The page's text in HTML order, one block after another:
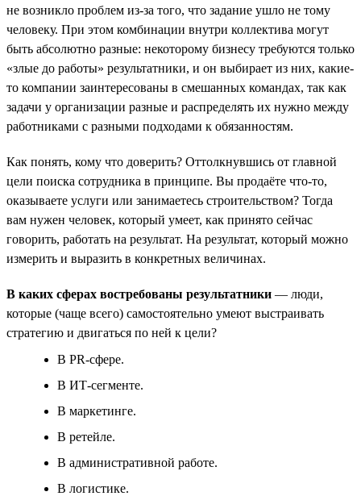
не возникло проблем из-за того, что задание ушло не тому
человеку. При этом комбинации внутри коллектива могут
быть абсолютно разные: некоторому бизнесу требуются только
«злые до работы» результатники, и он выбирает из них, какие-
то компании заинтересованы в смешанных командах, так как
задачи у организации разные и распределять их нужно между
работниками с разными подходами к обязанностям.
Как понять, кому что доверить? Оттолкнувшись от главной
цели поиска сотрудника в принципе. Вы продаёте что-то,
оказываете услуги или занимаетесь строительством? Тогда
вам нужен человек, который умеет, как принято сейчас
говорить, работать на результат. На результат, который можно
измерить и выразить в конкретных величинах.
В каких сферах востребованы результатники — люди,
которые (чаще всего) самостоятельно умеют выстраивать
стратегию и двигаться по ней к цели?
В PR-сфере.
В ИТ-сегменте.
В маркетинге.
В ретейле.
В административной работе.
В логистике.